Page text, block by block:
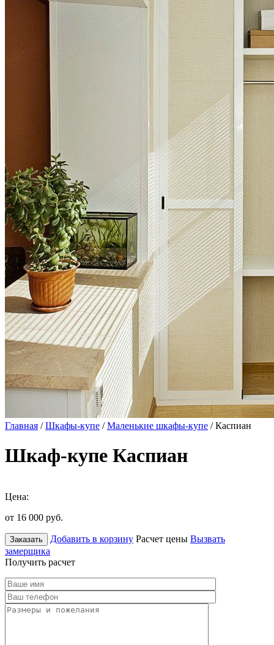
Главная /Шкафы-купе /Маленькие шкафы-купе / Каспиан
Шкаф-купе Каспиан
Цена:
от 16 000 руб.
Заказать Добавить в корзину Расчет цены Вызвать
замерщика
Получить расчет